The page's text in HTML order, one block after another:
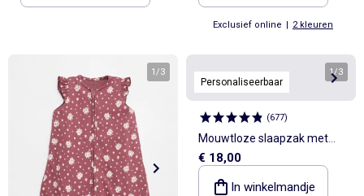
Exclusief online | 2 kleuren
1/3
Personaliseerbaar
1/3
(677)
Mouwtloze slaapzak met
print van katoengaas TOG 1
€ 18,00
In winkelmandje